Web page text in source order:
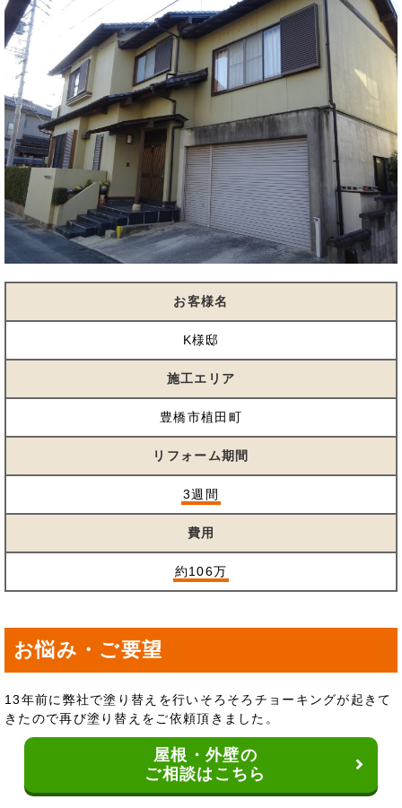
お客様名
K様邸
施工エリア
豊橋市植田町
リフォーム期間
3週間
費用
約106万
お悩み・ご要望
13年前に弊社で塗り替えを行いそろそろチョーキングが起きて
きたので再び塗り替えをご依頼頂きました。
屋根・外壁の
ご相談はこちら